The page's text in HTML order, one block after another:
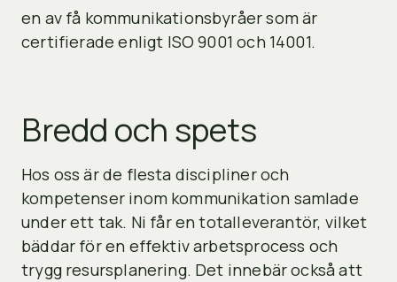
en av få kommunikationsbyråer som är
certifierade enligt ISO 9001 och 14001.
Bredd och spets
Hos oss är de flesta discipliner och
kompetenser inom kommunikation samlade
under ett tak. Ni får en totalleverantör, vilket
bäddar för en effektiv arbetsprocess och
trygg resursplanering. Det innebär också att